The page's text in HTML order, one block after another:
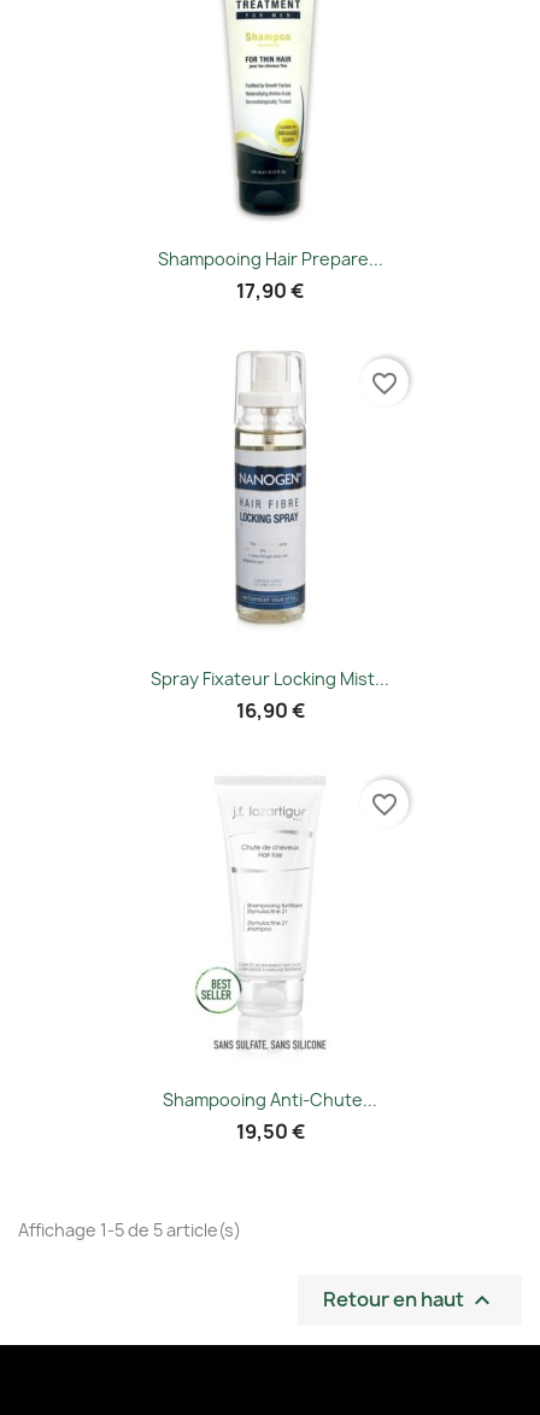
Shampooing Hair Prepare...
17,90 €
Spray Fixateur Locking Mist...
16,90 €
favorite_border
Shampooing Anti-Chute...
19,50 €
favorite_border
Affichage 1-5 de 5 article(s)
Retour en haut 